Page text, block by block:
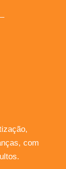
com